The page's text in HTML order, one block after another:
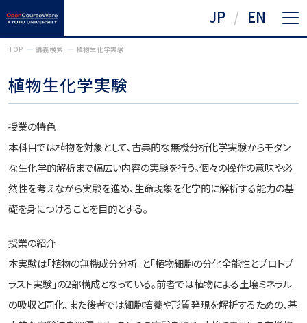
JP EN
TOP 講義検索 植物生化学実験
植物生化学実験
授業の特色
本科目では植物を対象として、古典的な無機分析化学実験からモダン
な生化学的解析まで幅広い内容の実験を行う。個々の操作の意味や必
然性を考えながら実験を進め、生命現象を化学的に解析する能力の基
礎を身につけることを目的とする。
授業の紹介
本実験は「植物の無機成分分析」と「植物細胞の分化全能性とプロトプ
ラスト実験」の2部構成となっている。前者では植物による土壌ミネラル
の吸収と同化、また後者では細胞培養や形質発現を解析するための、基